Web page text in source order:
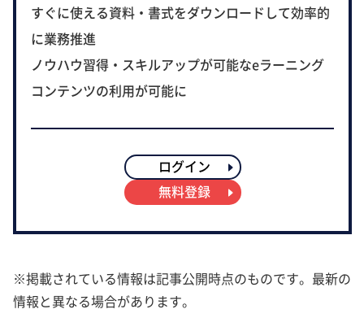
すぐに使える資料・書式をダウンロードして効率的
に業務推進
ノウハウ習得・スキルアップが可能なeラーニング
コンテンツの利用が可能に
ログイン
無料登録
※掲載されている情報は記事公開時点のものです。最新の
情報と異なる場合があります。